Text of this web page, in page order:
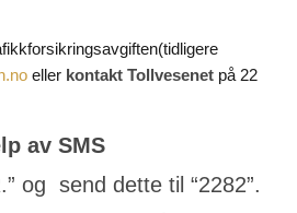
eller kontakt Tollvesenetpå 22
av SMS
og send dette til “2282”.